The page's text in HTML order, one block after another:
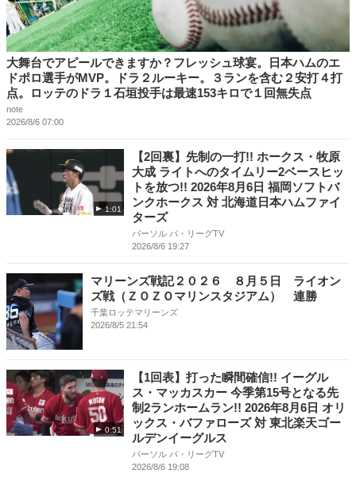
大舞台でアピールできますか？フレッシュ球宴。日本ハムのエ
ドポロ選手がMVP。ドラ２ルーキー。３ランを含む２安打４打
点。ロッテのドラ１石垣投手は最速153キロで１回無失点
note
2026/8/6 07:00
1:01
【2回裏】先制の一打!! ホークス・牧原
大成 ライトへのタイムリー2ベースヒッ
トを放つ!! 2026年8月6日 福岡ソフトバ
ンクホークス 対 北海道日本ハムファイ
ターズ
パーソル パ・リーグTV
2026/8/6 19:27
マリーンズ戦記２０２６ ８月５日 ライオン
ズ戦（ＺＯＺＯマリンスタジアム） 連勝
千葉ロッテマリーンズ
2026/8/5 21:54
0:51
【1回表】打った瞬間確信!! イーグル
ス・マッカスカー 今季第15号となる先
制2ランホームラン!! 2026年8月6日 オリ
ックス・バファローズ 対 東北楽天ゴー
ルデンイーグルス
パーソル パ・リーグTV
2026/8/6 19:08